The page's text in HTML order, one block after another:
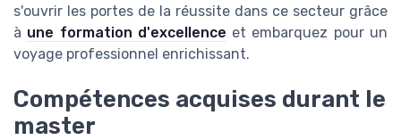
s'ouvrir les portes de la réussite dans ce secteur grâce
à une formation d'excellence et embarquez pour un
voyage professionnel enrichissant.
Compétences acquises durant le
master